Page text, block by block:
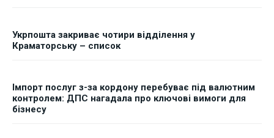
Укрпошта закриває чотири відділення у
Краматорську – список
Імпорт послуг з-за кордону перебуває під валютним
контролем: ДПС нагадала про ключові вимоги для
бізнесу